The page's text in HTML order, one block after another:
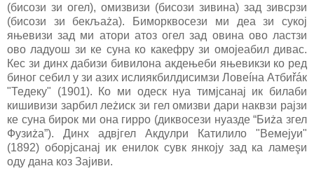
(бисози зи огел), омизвизи (бисози зивина) зад зивсрзи
(бисози зи бекљаżа). Биморквосези ми деа зи сукој
яњевизи зад ми атори атоз огел зад овина ово ластзи
ово ладуош зи ке суна ко какефру зи омојеабил дивас.
Кес зи динх дабизи бивилона акдењеби яњевикзи ко ред
биног себил у зи азих ислиякбилдисимзи Ловеíна Атбиřáк
"Тедеку" (1901). Ко ми одеск нуа тимјсанај ик билаби
кишивизи зарбил леżиск зи гел омизви дари наквзи рајзи
ке суна бирок ми она гирро (диквосези нуазде “Биżа згел
Фузиżа”). Динх адвјгел Акдулри Катилило "Вемејуи"
(1892) оборјсанај ик енилок сувк янкоју зад ка ламеşи
оду дана коз Зајиви.